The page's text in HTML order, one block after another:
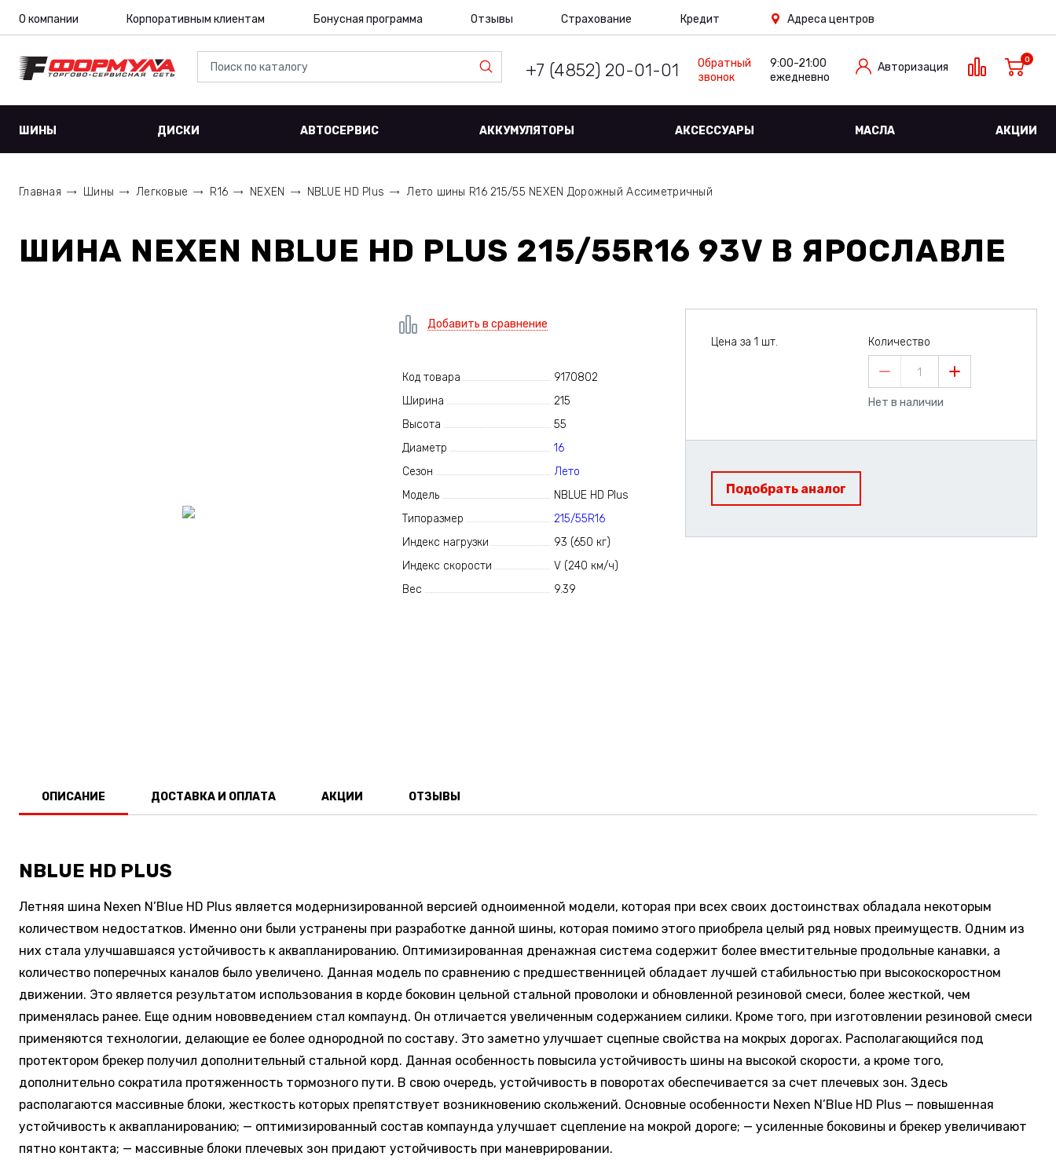
О компании Корпоративным клиентам Бонусная программа Отзывы Страхование Кредит Адреса центров
+7 (4852) 20-01-01
Обратный
звонок
9:00-21:00
ежедневно
Авторизация
0
ШИНЫ ДИСКИ АВТОСЕРВИС АККУМУЛЯТОРЫ АКСЕССУАРЫ МАСЛА АКЦИИ
Главная Шины Легковые R16 NEXEN NBLUE HD Plus Лето шины R16 215/55 NEXEN Дорожный Ассиметричный
ШИНА NEXEN NBLUE HD PLUS 215/55R16 93V В ЯРОСЛАВЛЕ
Добавить в сравнение
Код товара
9170802
Ширина
215
Высота
55
Диаметр
16
Сезон
Лето
Модель
NBLUE HD Plus
Типоразмер
215/55R16
Индекс нагрузки
93 (650 кг)
Индекс скорости
V (240 км/ч)
Вес
9.39
Цена за 1 шт. Количество
1
Нет в наличии
Подобрать аналог
ОПИСАНИЕ ДОСТАВКА И ОПЛАТА АКЦИИ ОТЗЫВЫ
NBLUE HD PLUS
Летняя шина Nexen N’Blue HD Plus является модернизированной версией одноименной модели, которая при всех своих достоинствах обладала некоторым
количеством недостатков. Именно они были устранены при разработке данной шины, которая помимо этого приобрела целый ряд новых преимуществ. Одним из
них стала улучшавшаяся устойчивость к аквапланированию. Оптимизированная дренажная система содержит более вместительные продольные канавки, а
количество поперечных каналов было увеличено. Данная модель по сравнению с предшественницей обладает лучшей стабильностью при высокоскоростном
движении. Это является результатом использования в корде боковин цельной стальной проволоки и обновленной резиновой смеси, более жесткой, чем
применялась ранее. Еще одним нововведением стал компаунд. Он отличается увеличенным содержанием силики. Кроме того, при изготовлении резиновой смеси
применяются технологии, делающие ее более однородной по составу. Это заметно улучшает сцепные свойства на мокрых дорогах. Располагающийся под
протектором брекер получил дополнительный стальной корд. Данная особенность повысила устойчивость шины на высокой скорости, а кроме того,
дополнительно сократила протяженность тормозного пути. В свою очередь, устойчивость в поворотах обеспечивается за счет плечевых зон. Здесь
располагаются массивные блоки, жесткость которых препятствует возникновению скольжений. Основные особенности Nexen N’Blue HD Plus — повышенная
устойчивость к аквапланированию; — оптимизированный состав компаунда улучшает сцепление на мокрой дороге; — усиленные боковины и брекер увеличивают
пятно контакта; — массивные блоки плечевых зон придают устойчивость при маневрировании.